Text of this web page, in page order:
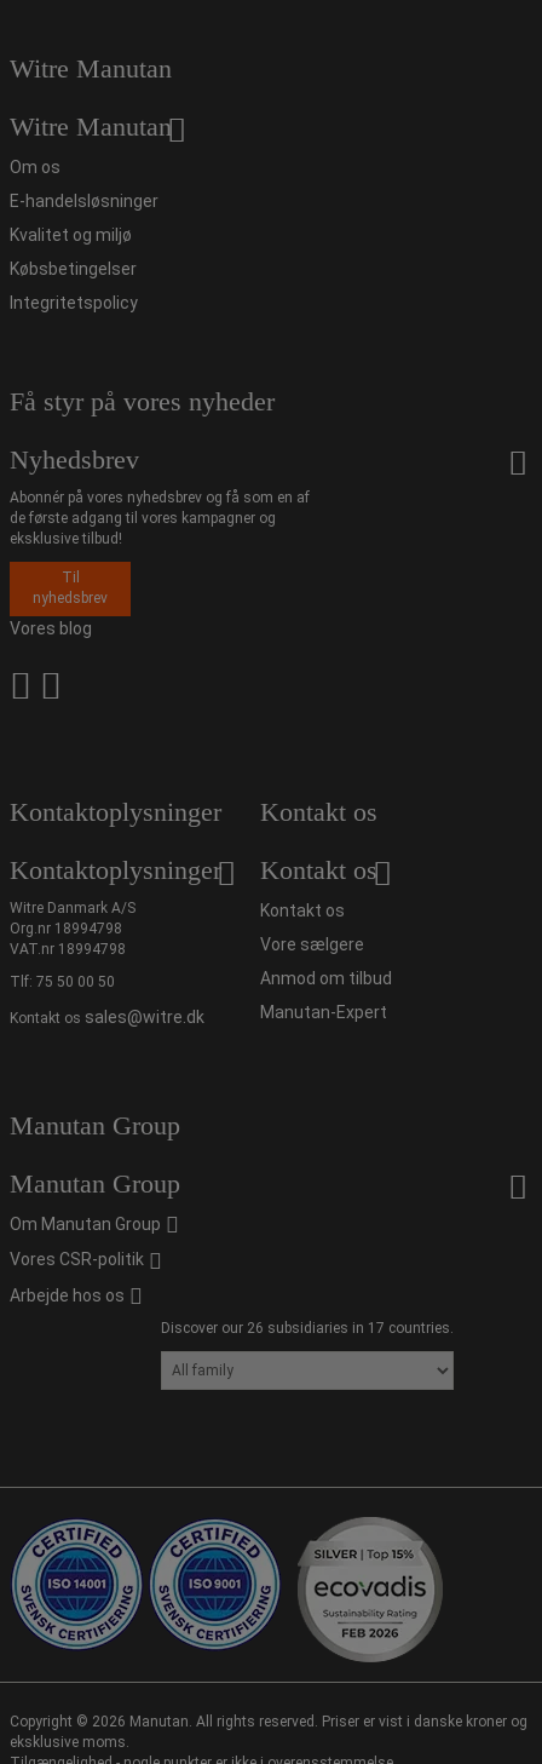
Witre Manutan
Witre Manutan
Om os
E-handelsløsninger
Kvalitet og miljø
Købsbetingelser
Integritetspolicy
Få styr på vores nyheder
Nyhedsbrev
Abonnér på vores nyhedsbrev og få som en af
de første adgang til vores kampagner og
eksklusive tilbud!
Til
nyhedsbrev
Vores blog
Kontaktoplysninger
Kontaktoplysninger
Witre Danmark A/S
Org.nr 18994798
VAT.nr 18994798
Tlf: 75 50 00 50
Kontakt os sales@witre.dk
Kontakt os
Kontakt os
Kontakt os
Vore sælgere
Anmod om tilbud
Manutan-Expert
Manutan Group
Manutan Group
Om Manutan Group
Vores CSR-politik
Arbejde hos os
Discover our 26 subsidiaries in 17 countries.
Copyright © 2026 Manutan. All rights reserved. Priser er vist i danske kroner og
eksklusive moms.